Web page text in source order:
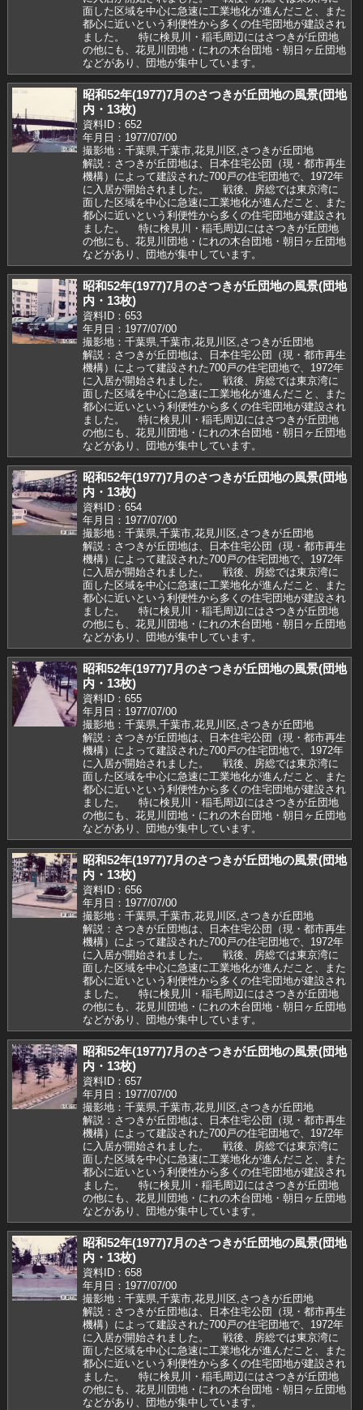
面した区域を中心に急速に工業地化が進んだこと、また
都心に近いという利便性から多くの住宅団地が建設され
ました。 特に検見川・稲毛周辺にはさつきが丘団地
の他にも、花見川団地・にれの木台団地・朝日ヶ丘団地
などがあり、団地が集中しています。
昭和52年(1977)7月のさつきが丘団地の風景(団地
内・13枚)
資料ID：652
年月日：1977/07/00
撮影地：千葉県,千葉市,花見川区,さつきが丘団地
解説：さつきが丘団地は、日本住宅公団（現・都市再生
機構）によって建設された700戸の住宅団地で、1972年
に入居が開始されました。 戦後、房総では東京湾に
面した区域を中心に急速に工業地化が進んだこと、また
都心に近いという利便性から多くの住宅団地が建設され
ました。 特に検見川・稲毛周辺にはさつきが丘団地
の他にも、花見川団地・にれの木台団地・朝日ヶ丘団地
などがあり、団地が集中しています。
昭和52年(1977)7月のさつきが丘団地の風景(団地
内・13枚)
資料ID：653
年月日：1977/07/00
撮影地：千葉県,千葉市,花見川区,さつきが丘団地
解説：さつきが丘団地は、日本住宅公団（現・都市再生
機構）によって建設された700戸の住宅団地で、1972年
に入居が開始されました。 戦後、房総では東京湾に
面した区域を中心に急速に工業地化が進んだこと、また
都心に近いという利便性から多くの住宅団地が建設され
ました。 特に検見川・稲毛周辺にはさつきが丘団地
の他にも、花見川団地・にれの木台団地・朝日ヶ丘団地
などがあり、団地が集中しています。
昭和52年(1977)7月のさつきが丘団地の風景(団地
内・13枚)
資料ID：654
年月日：1977/07/00
撮影地：千葉県,千葉市,花見川区,さつきが丘団地
解説：さつきが丘団地は、日本住宅公団（現・都市再生
機構）によって建設された700戸の住宅団地で、1972年
に入居が開始されました。 戦後、房総では東京湾に
面した区域を中心に急速に工業地化が進んだこと、また
都心に近いという利便性から多くの住宅団地が建設され
ました。 特に検見川・稲毛周辺にはさつきが丘団地
の他にも、花見川団地・にれの木台団地・朝日ヶ丘団地
などがあり、団地が集中しています。
昭和52年(1977)7月のさつきが丘団地の風景(団地
内・13枚)
資料ID：655
年月日：1977/07/00
撮影地：千葉県,千葉市,花見川区,さつきが丘団地
解説：さつきが丘団地は、日本住宅公団（現・都市再生
機構）によって建設された700戸の住宅団地で、1972年
に入居が開始されました。 戦後、房総では東京湾に
面した区域を中心に急速に工業地化が進んだこと、また
都心に近いという利便性から多くの住宅団地が建設され
ました。 特に検見川・稲毛周辺にはさつきが丘団地
の他にも、花見川団地・にれの木台団地・朝日ヶ丘団地
などがあり、団地が集中しています。
昭和52年(1977)7月のさつきが丘団地の風景(団地
内・13枚)
資料ID：656
年月日：1977/07/00
撮影地：千葉県,千葉市,花見川区,さつきが丘団地
解説：さつきが丘団地は、日本住宅公団（現・都市再生
機構）によって建設された700戸の住宅団地で、1972年
に入居が開始されました。 戦後、房総では東京湾に
面した区域を中心に急速に工業地化が進んだこと、また
都心に近いという利便性から多くの住宅団地が建設され
ました。 特に検見川・稲毛周辺にはさつきが丘団地
の他にも、花見川団地・にれの木台団地・朝日ヶ丘団地
などがあり、団地が集中しています。
昭和52年(1977)7月のさつきが丘団地の風景(団地
内・13枚)
資料ID：657
年月日：1977/07/00
撮影地：千葉県,千葉市,花見川区,さつきが丘団地
解説：さつきが丘団地は、日本住宅公団（現・都市再生
機構）によって建設された700戸の住宅団地で、1972年
に入居が開始されました。 戦後、房総では東京湾に
面した区域を中心に急速に工業地化が進んだこと、また
都心に近いという利便性から多くの住宅団地が建設され
ました。 特に検見川・稲毛周辺にはさつきが丘団地
の他にも、花見川団地・にれの木台団地・朝日ヶ丘団地
などがあり、団地が集中しています。
昭和52年(1977)7月のさつきが丘団地の風景(団地
内・13枚)
資料ID：658
年月日：1977/07/00
撮影地：千葉県,千葉市,花見川区,さつきが丘団地
解説：さつきが丘団地は、日本住宅公団（現・都市再生
機構）によって建設された700戸の住宅団地で、1972年
に入居が開始されました。 戦後、房総では東京湾に
面した区域を中心に急速に工業地化が進んだこと、また
都心に近いという利便性から多くの住宅団地が建設され
ました。 特に検見川・稲毛周辺にはさつきが丘団地
の他にも、花見川団地・にれの木台団地・朝日ヶ丘団地
などがあり、団地が集中しています。